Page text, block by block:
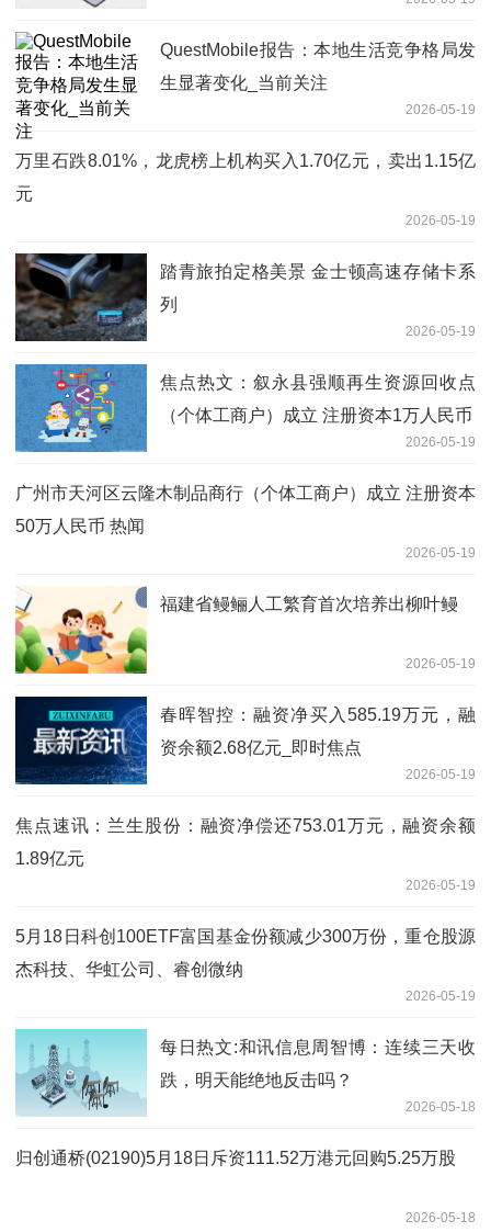
QuestMobile报告：本地生活竞争格局发
生显著变化_当前关注
2026-05-19
万里石跌8.01%，龙虎榜上机构买入1.70亿元，卖出1.15亿
元
2026-05-19
踏青旅拍定格美景 金士顿高速存储卡系
列
2026-05-19
焦点热文：叙永县强顺再生资源回收点
（个体工商户）成立 注册资本1万人民币
2026-05-19
广州市天河区云隆木制品商行（个体工商户）成立 注册资本
50万人民币 热闻
2026-05-19
福建省鳗鲡人工繁育首次培养出柳叶鳗
2026-05-19
春晖智控：融资净买入585.19万元，融
资余额2.68亿元_即时焦点
2026-05-19
焦点速讯：兰生股份：融资净偿还753.01万元，融资余额
1.89亿元
2026-05-19
5月18日科创100ETF富国基金份额减少300万份，重仓股源
杰科技、华虹公司、睿创微纳
2026-05-19
每日热文:和讯信息周智博：连续三天收
跌，明天能绝地反击吗？
2026-05-18
归创通桥(02190)5月18日斥资111.52万港元回购5.25万股
2026-05-18